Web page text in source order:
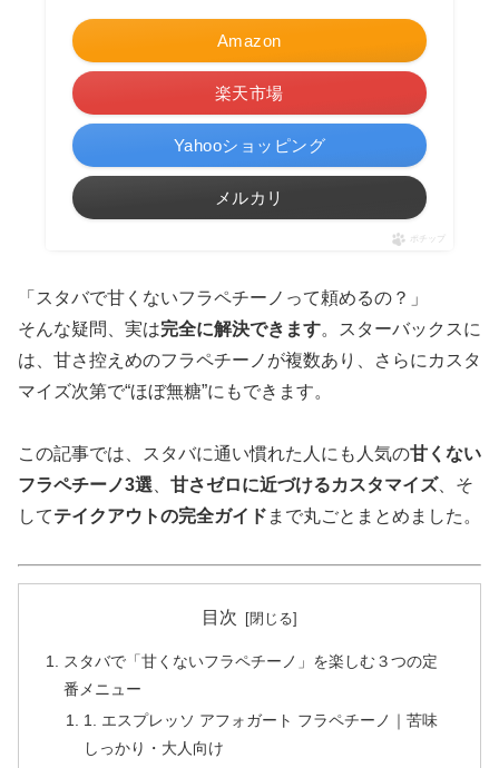
Amazon
楽天市場
Yahooショッピング
メルカリ
ポチップ
「スタバで甘くないフラペチーノって頼めるの？」
そんな疑問、実は完全に解決できます。スターバックスに
は、甘さ控えめのフラペチーノが複数あり、さらにカスタ
マイズ次第で“ほぼ無糖”にもできます。
この記事では、スタバに通い慣れた人にも人気の甘くない
フラペチーノ3選、 甘さゼロに近づけるカスタマイズ、そ
してテイクアウトの完全ガイド まで丸ごとまとめました。
目次
スタバで「甘くないフラペチーノ」を楽しむ３つの定
番メニュー
1. エスプレッソ アフォガート フラペチーノ｜苦味
しっかり・大人向け